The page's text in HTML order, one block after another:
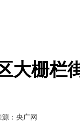
大栅栏
源：央广网